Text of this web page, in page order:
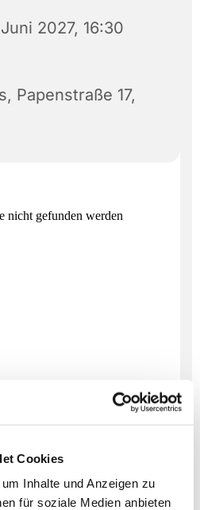
Cookies
Inhalte und Anzeigen zu
für soziale Medien anbieten
2027, 16:30
Papenstraße 17,